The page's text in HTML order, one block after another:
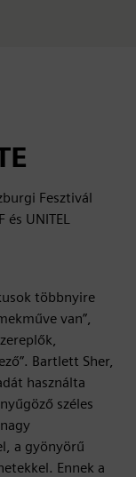
Fesztivál
UNITEL
többnyire
van”,
Bartlett Sher,
használta
széles
a gyönyörű
Ennek a